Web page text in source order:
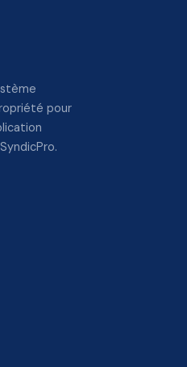
pour